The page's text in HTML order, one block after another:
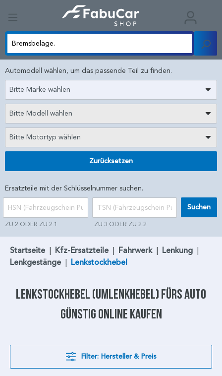
Automodell wählen, um das passende Teil zu finden.
Bitte Marke wählen
Bitte Modell wählen
Bitte Motortyp wählen
Zurücksetzen
Ersatzteile mit der Schlüsselnummer suchen.
ZU 2 ODER ZU 2.1 ZU 3 ODER ZU 2.2
Suchen
Startseite | Kfz-Ersatzteile | Fahrwerk | Lenkung |
Lenkgestänge | Lenkstockhebel
Lenkstockhebel (Umlenkhebel) fürs Auto
günstig online kaufen
Filter: Hersteller & Preis